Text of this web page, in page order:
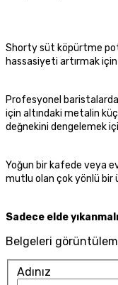
Shorty süt köpürtme
hassasiyeti artırmak
Profesyonel
için altındaki metalin
değnekini dengelemek
Yoğun bir kafede veya
mutlu olan çok yönlü bir
Sadece elde
Belgeleri
Adınız